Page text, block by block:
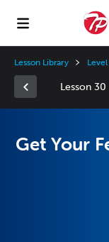
Lesson Library
Lesson 30
Get Your